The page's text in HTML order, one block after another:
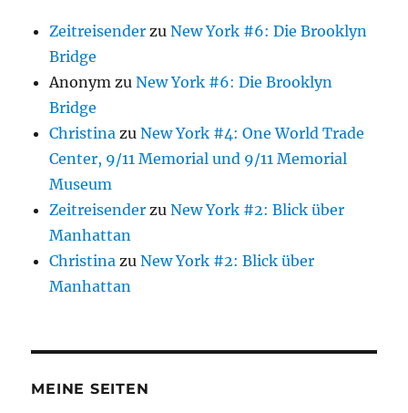
Zeitreisender zuNew York #6: Die Brooklyn
Bridge
Anonym zuNew York #6: Die Brooklyn
Bridge
Christina zuNew York #4: One World Trade
Center, 9/11 Memorial und 9/11 Memorial
Museum
Zeitreisender zuNew York #2: Blick über
Manhattan
Christina zuNew York #2: Blick über
Manhattan
MEINE SEITEN